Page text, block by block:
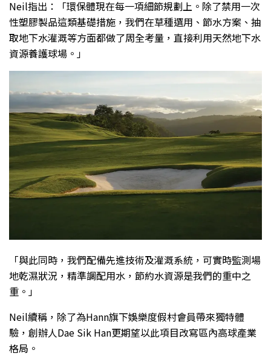
Neil指出：「環保體現在每一項細節規劃上。除了禁用一次
性塑膠製品這類基礎措施，我們在草種選用、節水方案、抽
取地下水灌溉等方面都做了周全考量，直接利用天然地下水
資源養護球場。」
「與此同時，我們配備先進技術及灌溉系統，可實時監測場
地乾濕狀況，精準調配用水，節約水資源是我們的重中之
重。」
Neil續稱，除了為Hann旗下娛樂度假村會員帶來獨特體
驗，創辦人Dae Sik Han更期望以此項目改寫區內高球產業
格局。